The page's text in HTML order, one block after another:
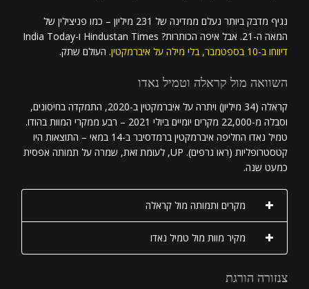
נגיף מדבק ביותר נעלם ממדינה של 231 מיליון – כמו פניצילין של
המאה ה-21. אבל איפה הכותרות? Hindustan Times ו-India Today
דיווחו ב-10 בספטמבר, בלי מילה על איברמקטין
. העולם שתק.
השוואה מול קראלה וטמיל נאדו
קראלה (34 מיליון) ויתרה על איברמקטין ב-2020, התמקדה בחיסונים,
וסבלה מ-22,000 מקרים יומיים ביולי 2021 – רבע ממקרי המוות בהודו.
טמיל נאדו החליפה איברמקטין ברמדסיבר ב-14 במאי – התוצאות היו
קטסטרופליות (ראו גרפים). UP, לעומת זאת, שמרה על תמותה אפסית
כמעט שנה.
מקרים ותמותה מול קראלה
מקיר מוות מול טמיל נאדו
צנזורה הורגת